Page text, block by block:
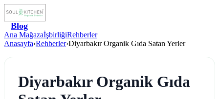
Blog
Ana MağazaİşbirliğiRehberler
Anasayfa›Rehberler›Diyarbakır Organik Gıda Satan Yerler
Diyarbakır Organik Gıda